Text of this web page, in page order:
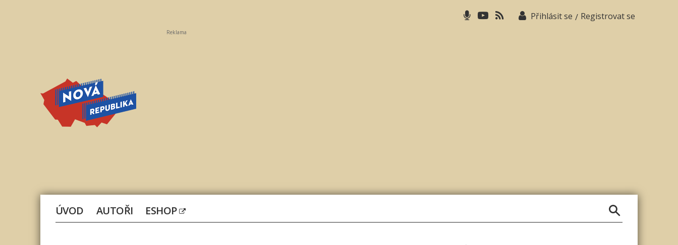
Přihlásit se / Registrovat se
Reklama
ÚVOD AUTOŘI ESHOP